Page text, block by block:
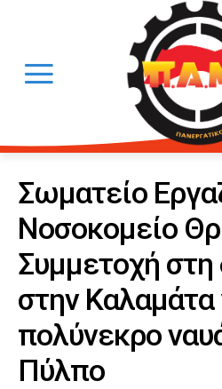
Σωματείο
Νοσοκομείο
Συμμετοχή
στην Καλαμάτα
πολύνεκρο
Πύλπο